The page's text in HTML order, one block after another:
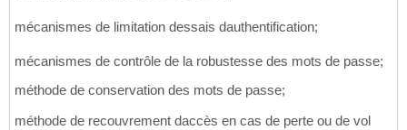
mécanismes de limitation dessais dauthentification;
mécanismes de contrôle de la robustesse des mots de passe;
méthode de conservation des mots de passe;
méthode de recouvrement daccès en cas de perte ou de vol